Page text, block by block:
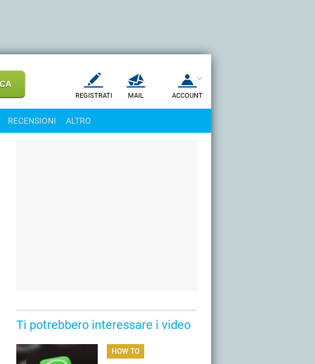
REGISTRATI MAIL ACCOUNT
RECENSIONI ALTRO
Ti potrebbero interessare i video
HOW TO